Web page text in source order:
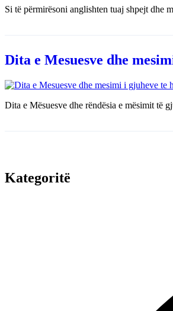
Si të përmirësoni anglishten tuaj shpejt dhe
Dita e Mesuesve dhe
Dita e Mësuesve dhe rëndësia e mësimit të
Kategoritë